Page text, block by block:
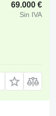
69.000 €
Sin IVA